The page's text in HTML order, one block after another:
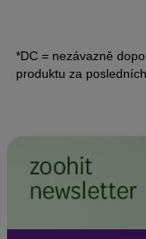
*DC = nezávazně
produktu za